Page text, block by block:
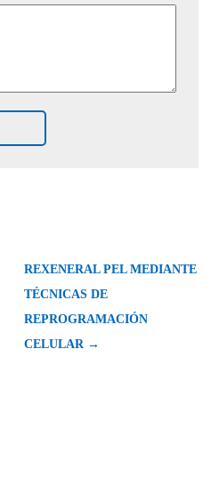
REXENERAL PEL MEDIANTE
TÉCNICAS DE
REPROGRAMACIÓN
CELULAR →